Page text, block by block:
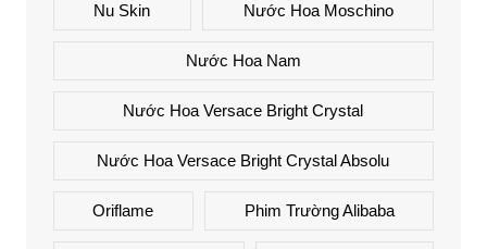
Nu Skin Nước Hoa Moschino
Nước Hoa Nam
Nước Hoa Versace Bright Crystal
Nước Hoa Versace Bright Crystal Absolu
Oriflame Phim Trường Alibaba